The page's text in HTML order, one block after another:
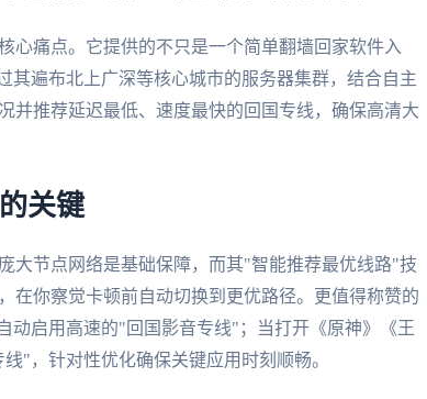
心痛点。它提供的不只是一个简单翻墙回家软件入
其遍布北上广深等核心城市的服务器集群，结合自主
并推荐延迟最低、速度最快的回国专线，确保高清大
关键
大节点网络是基础保障，而其"智能推荐最优线路"技
在你察觉卡顿前自动切换到更优路径。更值得称赞的
启用高速的"回国影音专线"；当打开《原神》《王
"，针对性优化确保关键应用时刻顺畅。